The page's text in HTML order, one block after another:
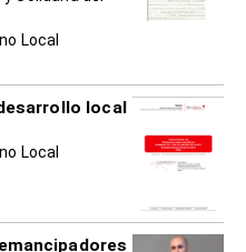
Local
local
Local